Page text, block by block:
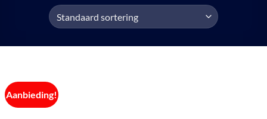
Aanbieding!